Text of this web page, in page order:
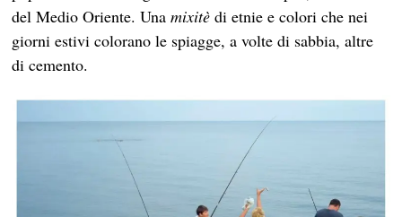
del Medio Oriente. Unamixitè di etnie e colori che nei
giorni estivi colorano le spiagge, a volte di sabbia, altre
di cemento.